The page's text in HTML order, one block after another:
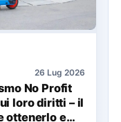
26 Lug 2026
No Profit
loro diritti – il
ottenerlo e